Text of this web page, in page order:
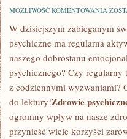
MOŻLIWOŚĆ KOMENTOWANIA
W dzisiejszym zabieganym
psychiczne ma regularna
naszego dobrostanu
‌psychicznego? Czy
z ​codziennymi wyzwaniami?
‍do lektury!Zdrowie
ogromny wpływ na⁤ nasze
przynieść wiele korzyści